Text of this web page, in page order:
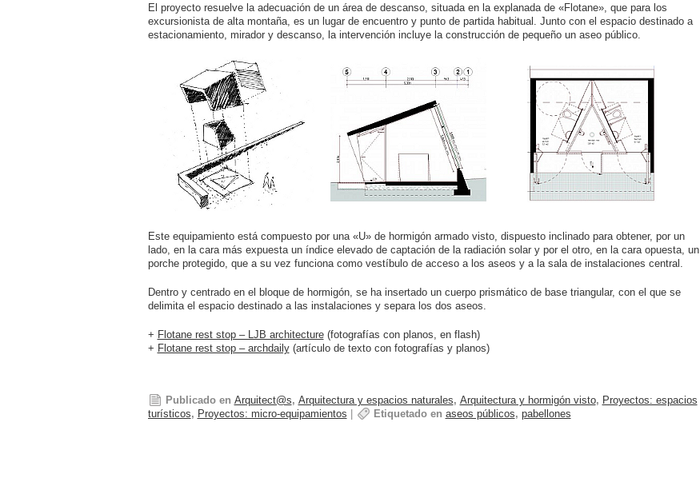
El proyecto resuelve la adecuación de un área de descanso, situada en la explanada de «Flotane», que para los
excursionista de alta montaña, es un lugar de encuentro y punto de partida habitual. Junto con el espacio destinado a
estacionamiento, mirador y descanso, la intervención incluye la construcción de pequeño un aseo público.
Este equipamiento está compuesto por una «U» de hormigón armado visto, dispuesto inclinado para obtener, por un
lado, en la cara más expuesta un índice elevado de captación de la radiación solar y por el otro, en la cara opuesta, un
porche protegido, que a su vez funciona como vestíbulo de acceso a los aseos y a la sala de instalaciones central.
Dentro y centrado en el bloque de hormigón, se ha insertado un cuerpo prismático de base triangular, con el que se
delimita el espacio destinado a las instalaciones y separa los dos aseos.
+ Flotane rest stop – LJB architecture(fotografías con planos, en flash)
+ Flotane rest stop – archdaily(artículo de texto con fotografías y planos)
Publicado en Arquitect@s, Arquitectura y espacios naturales, Arquitectura y hormigón visto, Proyectos: espacios
turísticos, Proyectos: micro-equipamientos Etiquetado en aseos públicos, pabellones